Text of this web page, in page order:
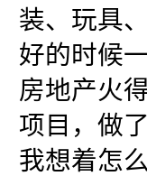
装、玩具
好的时候
房地产火
项目，做
我想着怎